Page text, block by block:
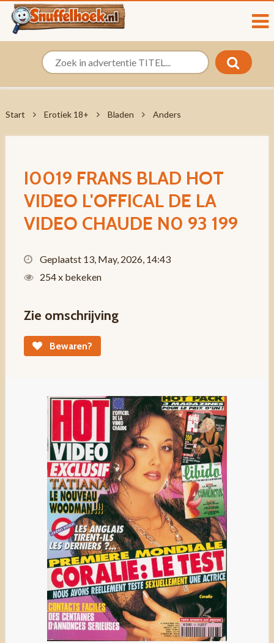
Start Erotiek 18+ Bladen Anders
I0019 FRANS BLAD HOT
VIDEO L'OFFICAL DE LA
VIDEO CHAUDE N0 93 199
Geplaatst 13, May, 2026, 14:43
254 x bekeken
Zie omschrijving
Bewaren?